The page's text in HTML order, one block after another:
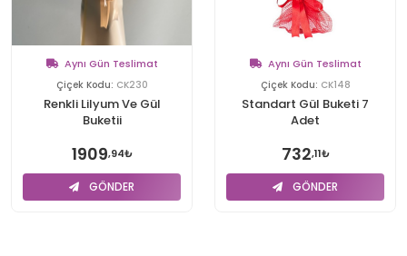
Aynı Gün Teslimat
Çiçek Kodu: CK230
Renkli Lilyum Ve Gül
Buketii
1909,94₺
GÖNDER
Aynı Gün Teslimat
Çiçek Kodu: CK148
Standart Gül Buketi 7
Adet
732,11₺
GÖNDER